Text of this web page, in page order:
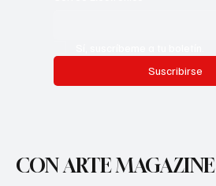
Suscribirse
CON ARTE MAGAZINE